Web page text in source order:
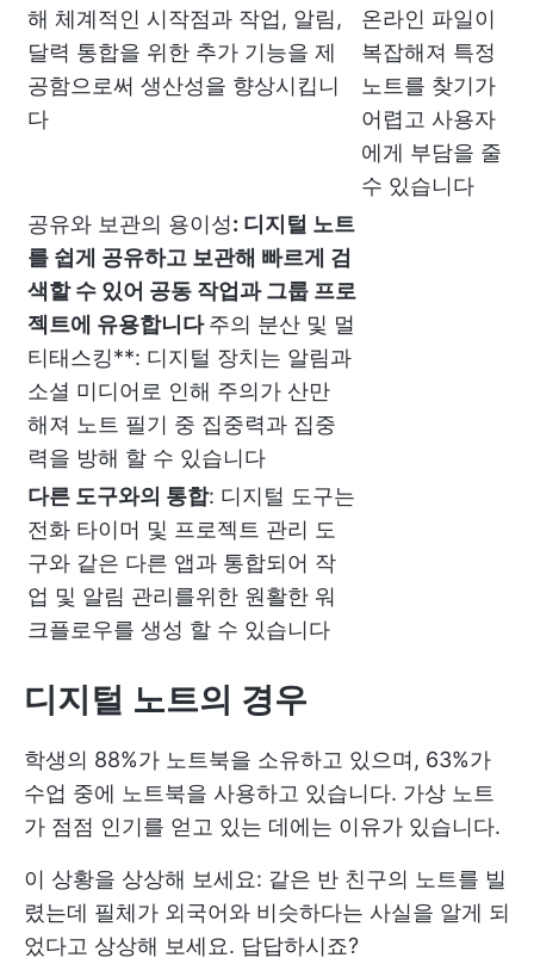
해 체계적인 시작점과 작업, 알림,
달력 통합을 위한 추가 기능을 제
공함으로써 생산성을 향상시킵니
다
온라인 파일이
복잡해져 특정
노트를 찾기가
어렵고 사용자
에게 부담을 줄
수 있습니다
공유와 보관의 용이성: 디지털 노트
를 쉽게 공유하고 보관해 빠르게 검
색할 수 있어 공동 작업과 그룹 프로
젝트에 유용합니다주의 분산 및 멀
티태스킹**: 디지털 장치는 알림과
소셜 미디어로 인해 주의가 산만
해져 노트 필기 중 집중력과 집중
력을 방해 할 수 있습니다
다른 도구와의 통합: 디지털 도구는
전화 타이머 및 프로젝트 관리 도
구와 같은 다른 앱과 통합되어 작
업 및 알림 관리를위한 원활한 워
크플로우를 생성 할 수 있습니다
디지털 노트의 경우
학생의 88%가 노트북을 소유하고 있으며, 63%가
수업 중에 노트북을 사용하고 있습니다. 가상 노트
가 점점 인기를 얻고 있는 데에는 이유가 있습니다.
이 상황을 상상해 보세요: 같은 반 친구의 노트를 빌
렸는데 필체가 외국어와 비슷하다는 사실을 알게 되
었다고 상상해 보세요. 답답하시죠?